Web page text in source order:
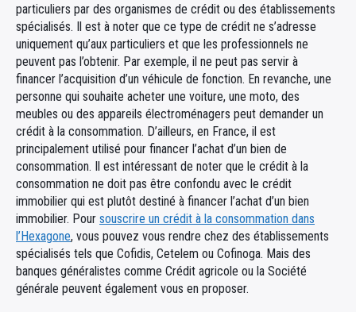
particuliers par des organismes de crédit ou des établissements
spécialisés. Il est à noter que ce type de crédit ne s’adresse
uniquement qu’aux particuliers et que les professionnels ne
peuvent pas l’obtenir. Par exemple, il ne peut pas servir à
financer l’acquisition d’un véhicule de fonction. En revanche, une
personne qui souhaite acheter une voiture, une moto, des
meubles ou des appareils électroménagers peut demander un
crédit à la consommation. D’ailleurs, en France, il est
principalement utilisé pour financer l’achat d’un bien de
consommation. Il est intéressant de noter que le crédit à la
consommation ne doit pas être confondu avec le crédit
immobilier qui est plutôt destiné à financer l’achat d’un bien
immobilier. Pour souscrire un crédit à la consommation dans
l’Hexagone, vous pouvez vous rendre chez des établissements
spécialisés tels que Cofidis, Cetelem ou Cofinoga. Mais des
banques généralistes comme Crédit agricole ou la Société
générale peuvent également vous en proposer.